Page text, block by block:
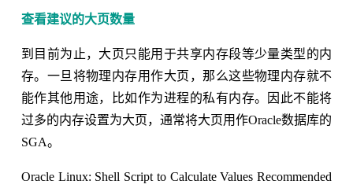
查看建议的大页数量
到目前为止，大页只能用于共享内存段等少量类型的内
存。一旦将物理内存用作大页，那么这些物理内存就不
能作其他用途，比如作为进程的私有内存。因此不能将
过多的内存设置为大页，通常将大页用作Oracle数据库的
SGA。
Oracle Linux: Shell Script to Calculate Values Recommended